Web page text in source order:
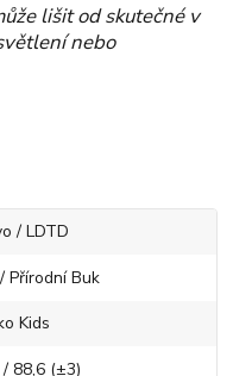
lišit od skutečné v
nebo
/ LDTD
Přírodní Buk
Kids
/ 88,6 (±3)